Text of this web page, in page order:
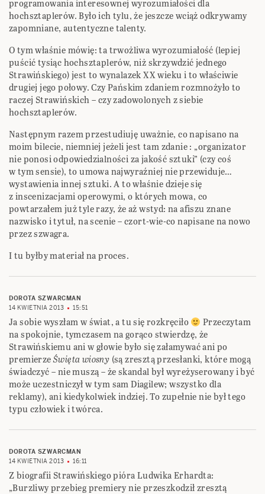
programowania interesownej wyrozumiałości dla
hochsztaplerów. Było ich tylu, że jeszcze wciąż odkrywamy
zapomniane, autentyczne talenty.
O tym właśnie mówię: ta trwożliwa wyrozumiałość (lepiej
puścić tysiąc hochsztaplerów, niż skrzywdzić jednego
Strawińskiego) jest to wynalazek XX wieku i to właściwie
drugiej jego połowy. Czy Pańskim zdaniem rozmnożyło to
raczej Strawińskich – czy zadowolonych z siebie
hochsztaplerów.
Następnym razem przestudiuję uważnie, co napisano na
moim bilecie, niemniej jeżeli jest tam zdanie : „organizator
nie ponosi odpowiedzialności za jakość sztuki” (czy coś
w tym sensie), to umowa najwyraźniej nie przewiduje…
wystawienia innej sztuki. A to właśnie dzieje się
z inscenizacjami operowymi, o których mowa, co
powtarzałem już tyle razy, że aż wstyd: na afiszu znane
nazwisko i tytuł, na scenie – czort-wie-co napisane na nowo
przez szwagra.
I tu byłby materiał na proces.
DOROTA SZWARCMAN
14 KWIETNIA 2013
15:51
Ja sobie wyszłam w świat, a tu się rozkręciło
Przeczytam
na spokojnie, tymczasem na gorąco stwierdzę, że
Strawińskiemu ani w głowie było się załamywać ani po
premierzeŚwięta wiosny (są zresztą przesłanki, które mogą
świadczyć – nie muszą – że skandal był wyreżyserowany i być
może uczestniczył w tym sam Diagilew; wszystko dla
reklamy), ani kiedykolwiek indziej. To zupełnie nie był tego
typu człowiek i twórca.
DOROTA SZWARCMAN
14 KWIETNIA 2013
16:11
Z biografii Strawińskiego pióra Ludwika Erhardta:
„Burzliwy przebieg premiery nie przeszkodził zresztą